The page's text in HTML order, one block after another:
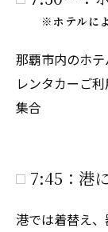
※ホテルに
那覇市内のホ
レンタカーご
集合
7:45：港
港では着替え